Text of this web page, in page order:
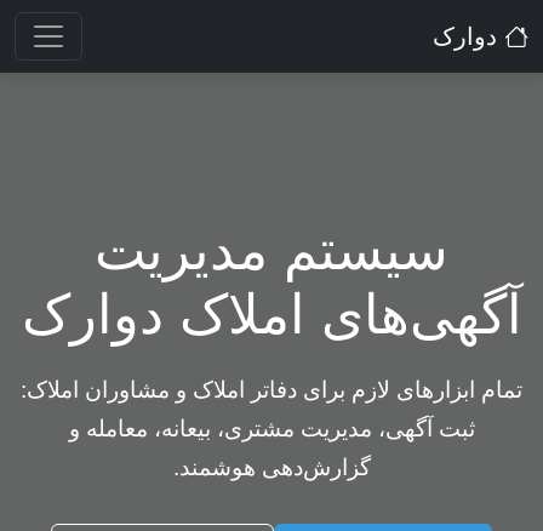
دوارک
سیستم مدیریت
آگهی‌های املاک دوارک
تمام ابزارهای لازم برای دفاتر املاک و مشاوران املاک:
ثبت آگهی، مدیریت مشتری، بیعانه، معامله و
گزارش‌دهی هوشمند.